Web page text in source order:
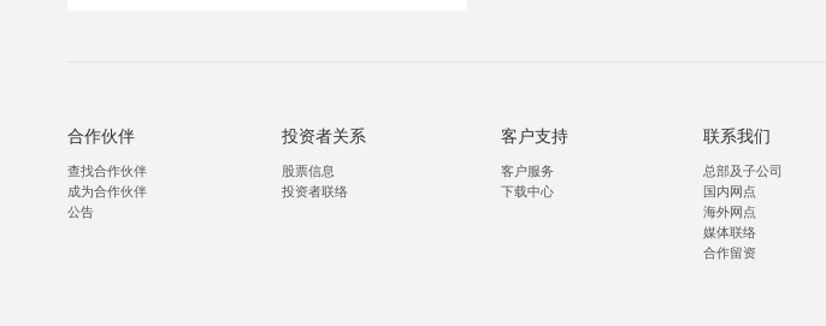
合作伙伴
查找合作伙伴
成为合作伙伴
公告
投资者关系
股票信息
投资者联络
客户支持
客户服务
下载中心
联系我们
总部及子公司
国内网点
海外网点
媒体联络
合作留资